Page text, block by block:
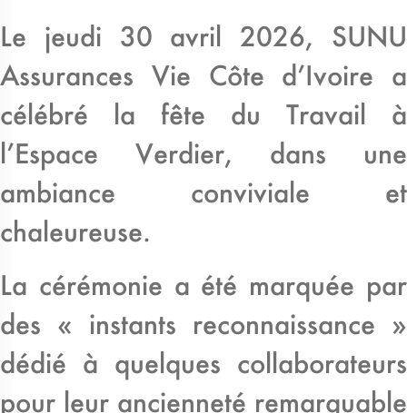
Le jeudi 30 avril 2026, SUNU
Assurances Vie Côte d’Ivoire a
célébré la fête du Travail à
l’Espace Verdier, dans une
ambiance conviviale et
chaleureuse.
La cérémonie a été marquée par
des « instants reconnaissance »
dédié à quelques collaborateurs
pour leur ancienneté remarquable